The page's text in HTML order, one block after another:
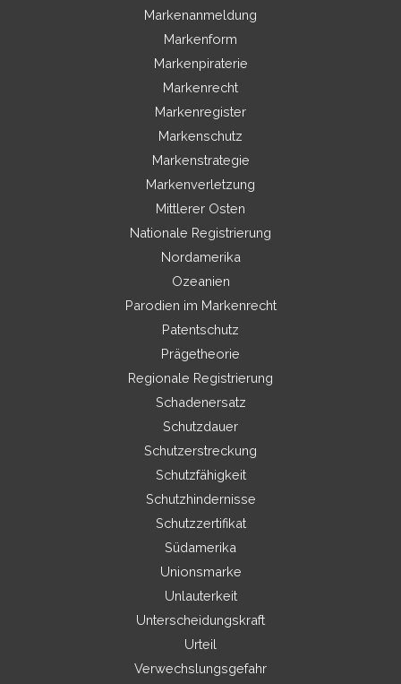
Markenanmeldung
Markenform
Markenpiraterie
Markenrecht
Markenregister
Markenschutz
Markenstrategie
Markenverletzung
Mittlerer Osten
Nationale Registrierung
Nordamerika
Ozeanien
Parodien im Markenrecht
Patentschutz
Prägetheorie
Regionale Registrierung
Schadenersatz
Schutzdauer
Schutzerstreckung
Schutzfähigkeit
Schutzhindernisse
Schutzzertifikat
Südamerika
Unionsmarke
Unlauterkeit
Unterscheidungskraft
Urteil
Verwechslungsgefahr